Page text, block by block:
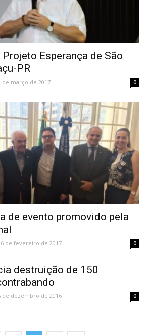
Projeto Esperança de São
PR
de março de 2017 0
de evento promovido pela
de fevereiro de 2017 0
destruição de 150
de dezembro de 2016 0